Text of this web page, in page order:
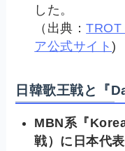
した。
（出典：TROT
ア公式サイト)
日韓歌王戦と『
MBN系『
戦）に日本代